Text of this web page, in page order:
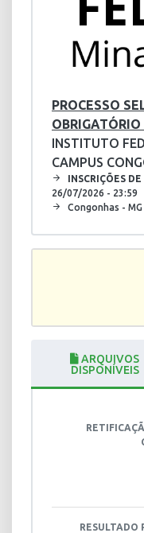
PROCESSO
INSTITUTO
CAMPUS
INSCRIÇÕES DE
26/07/2026 - 23:59
Congonhas - MG
ARQUIVOS
DISPONÍVEIS
RESULTADO